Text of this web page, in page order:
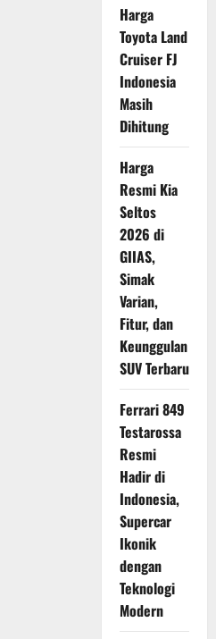
Harga
Toyota Land
Cruiser FJ
Indonesia
Masih
Dihitung
Harga
Resmi Kia
Seltos
2026 di
GIIAS,
Simak
Varian,
Fitur, dan
Keunggulan
SUV Terbaru
Ferrari 849
Testarossa
Resmi
Hadir di
Indonesia,
Supercar
Ikonik
dengan
Teknologi
Modern